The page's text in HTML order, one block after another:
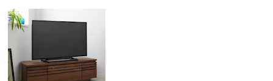
を変えられるのがとても便利です。
2022/03/06
商品担当者より